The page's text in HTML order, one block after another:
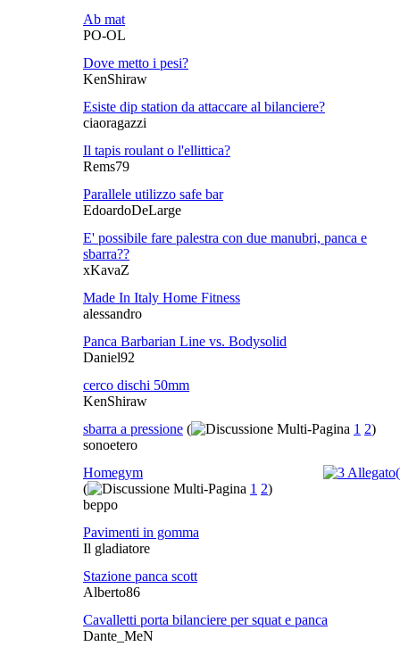
Ab mat
PO-OL
Dove metto i pesi?
KenShiraw
Esiste dip station da attaccare al bilanciere?
ciaoragazzi
Il tapis roulant o l'ellittica?
Rems79
Parallele utilizzo safe bar
EdoardoDeLarge
E' possibile fare palestra con due manubri, panca e
sbarra??
xKavaZ
Made In Italy Home Fitness
alessandro
Panca Barbarian Line vs. Bodysolid
Daniel92
cerco dischi 50mm
KenShiraw
sbarra a pressione ( 1 2)
sonoetero
Homegym
(
1 2)
beppo
Pavimenti in gomma
Il gladiatore
Stazione panca scott
Alberto86
Cavalletti porta bilanciere per squat e panca
Dante_MeN